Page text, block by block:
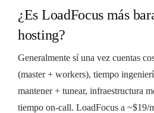
¿Es LoadFocus más
hosting?
Generalmente sí una vez cuentas
(master + workers), tiempo
mantener + tunear, infraestructura
tiempo on-call. LoadFocus a ~$19/